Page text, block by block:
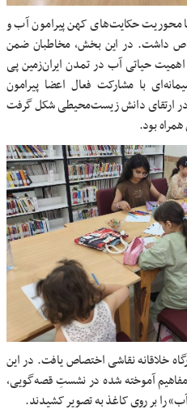
محوریت حکایت‌های کهن پیرامون آب و
داشت. در این بخش، مخاطبان ضمن
اهمیت حیاتی آب در تمدن ایران‌زمین پی
با مشارکت فعال اعضا پیرامون
در ارتقای دانش زیست‌محیطی شکل گرفت
بود.
خلاقانه نقاشی اختصاص یافت. در این
مفاهیم آموخته شده در نشستِ قصه‌گویی،
را بر روی کاغذ به تصویر کشیدند.